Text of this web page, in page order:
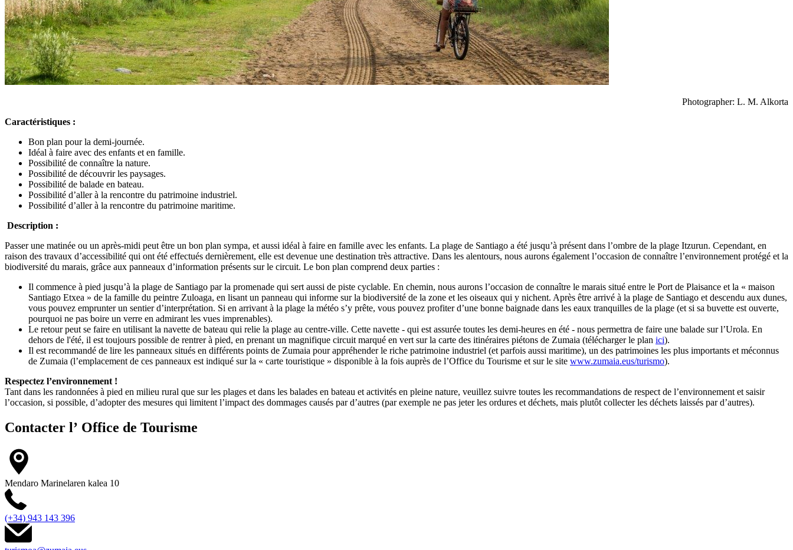
Photographer: L. M. Alkorta
Caractéristiques :
Bon plan pour la demi-journée.
Idéal à faire avec des enfants et en famille.
Possibilité de connaître la nature.
Possibilité de découvrir les paysages.
Possibilité de balade en bateau.
Possibilité d’aller à la rencontre du patrimoine industriel.
Possibilité d’aller à la rencontre du patrimoine maritime.
Description :
Passer une matinée ou un après-midi peut être un bon plan sympa, et aussi idéal à faire en famille avec les enfants. La plage de Santiago a été jusqu’à présent dans l’ombre de la plage Itzurun. Cependant, en
raison des travaux d’accessibilité qui ont été effectués dernièrement, elle est devenue une destination très attractive. Dans les alentours, nous aurons également l’occasion de connaître l’environnement protégé et la
biodiversité du marais, grâce aux panneaux d’information présents sur le circuit. Le bon plan comprend deux parties :
Il commence à pied jusqu’à la plage de Santiago par la promenade qui sert aussi de piste cyclable. En chemin, nous aurons l’occasion de connaître le marais situé entre le Port de Plaisance et la « maison
Santiago Etxea » de la famille du peintre Zuloaga, en lisant un panneau qui informe sur la biodiversité de la zone et les oiseaux qui y nichent. Après être arrivé à la plage de Santiago et descendu aux dunes,
vous pouvez emprunter un sentier d’interprétation. Si en arrivant à la plage la météo s’y prête, vous pouvez profiter d’une bonne baignade dans les eaux tranquilles de la plage (et si sa buvette est ouverte,
pourquoi ne pas boire un verre en admirant les vues imprenables).
Le retour peut se faire en utilisant la navette de bateau qui relie la plage au centre-ville. Cette navette - qui est assurée toutes les demi-heures en été - nous permettra de faire une balade sur l’Urola. En
dehors de l'été, il est toujours possible de rentrer à pied, en prenant un magnifique circuit marqué en vert sur la carte des itinéraires piétons de Zumaia (télécharger le plan ici).
Il est recommandé de lire les panneaux situés en différents points de Zumaia pour appréhender le riche patrimoine industriel (et parfois aussi maritime), un des patrimoines les plus importants et méconnus
de Zumaia (l’emplacement de ces panneaux est indiqué sur la « carte touristique » disponible à la fois auprès de l’Office du Tourisme et sur le site www.zumaia.eus/turismo).
Respectez l’environnement !
Tant dans les randonnées à pied en milieu rural que sur les plages et dans les balades en bateau et activités en pleine nature, veuillez suivre toutes les recommandations de respect de l’environnement et saisir
l’occasion, si possible, d’adopter des mesures qui limitent l’impact des dommages causés par d’autres (par exemple ne pas jeter les ordures et déchets, mais plutôt collecter les déchets laissés par d’autres).
Contacter l’ Office de Tourisme
Mendaro Marinelaren kalea 10
(+34) 943 143 396